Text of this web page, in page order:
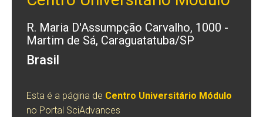
R. Maria D'Assumpção Carvalho, 1000 -
Martim de Sá, Caraguatatuba/SP
Brasil
Esta é a página de Centro Universitário Módulo
no Portal SciAdvances